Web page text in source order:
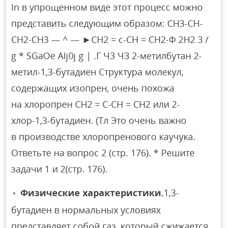
In в упрощенном виде этот процесс можно
представить следующим образом: СН3-СН-
СН2-СН3 — ^ — ►СН2 = с-СН = СН2-Ф 2Н2 3 /
g * SGaOe AIj0j g | .Г Ч3 ЧЗ 2-метилбутан 2-
метил-1,3-бутадиен Структура молекул,
содержащих изопрен, очень похожа
на хлоропрен CH2 = C-CH = CH2 или 2-
хлор-1,3-бутадиен. (Тл Это очень важно
в производстве хлоропренового каучука.
Ответьте на вопрос 2 (стр. 176). * Решите
задачи 1 и 2(стр. 176).
Физические характеристики.1,3-
бутадиен в нормальных условиях